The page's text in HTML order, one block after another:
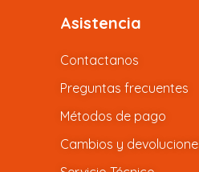
Asistencia
Contactanos
Preguntas frecuentes
Métodos de pago
Cambios y